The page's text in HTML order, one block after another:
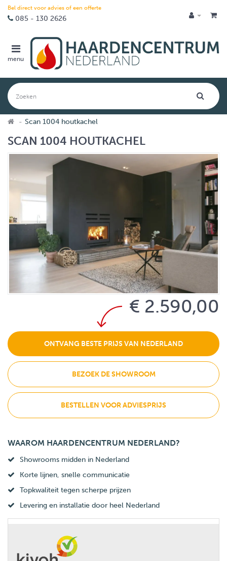
Bel direct voor advies of een offerte
085 - 130 2626
menu
Scan 1004 houtkachel
SCAN 1004 HOUTKACHEL
€ 2.590,00
ONTVANG BESTE PRIJS VAN NEDERLAND
BEZOEK DE SHOWROOM
BESTELLEN VOOR ADVIESPRIJS
WAAROM HAARDENCENTRUM NEDERLAND?
Showrooms midden in Nederland
Korte lijnen, snelle communicatie
Topkwaliteit tegen scherpe prijzen
Levering en installatie door heel Nederland